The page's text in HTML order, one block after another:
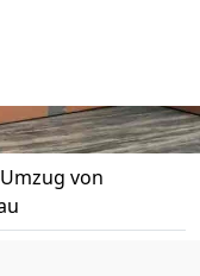
Umzug von